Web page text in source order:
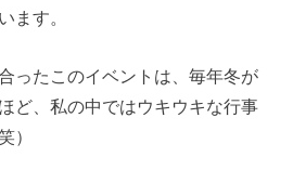
ます。
ったこのイベントは、毎年冬が
ど、私の中ではウキウキな行事
）